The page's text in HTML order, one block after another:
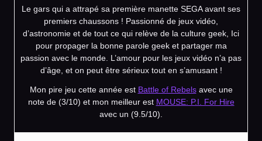
Le gars qui a attrapé sa première manette SEGA avant ses
premiers chaussons ! Passionné de jeux vidéo,
d’astronomie et de tout ce qui relève de la culture geek, Ici
pour propager la bonne parole geek et partager ma
passion avec le monde. L’amour pour les jeux vidéo n’a pas
d’âge, et on peut être sérieux tout en s’amusant !
Mon pire jeu cette année est Battle of Rebelsavec une
note de (3/10) et mon meilleur est MOUSE: P.I. For Hire
avec un (9.5/10).